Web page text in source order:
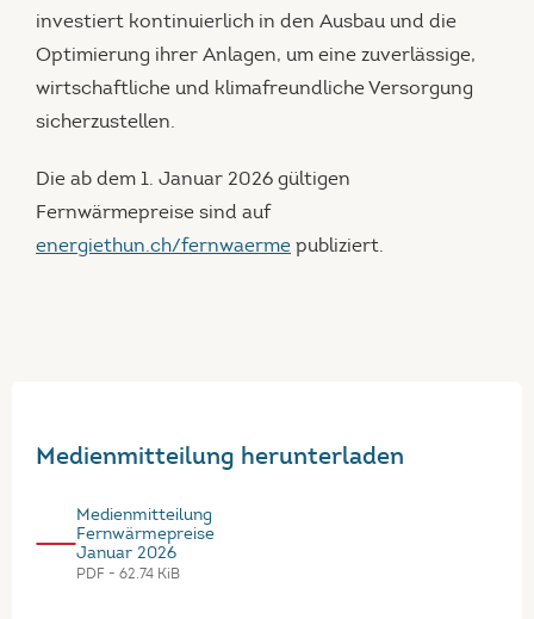
investiert kontinuierlich in den Ausbau und die
Optimierung ihrer Anlagen, um eine zuverlässige,
wirtschaftliche und klimafreundliche Versorgung
sicherzustellen.
Die ab dem 1. Januar 2026 gültigen
Fernwärmepreise sind auf
energiethun.ch/fernwaerme publiziert.
Medienmitteilung herunterladen
Medienmitteilung
Fernwärmepreise
Januar 2026
PDF - 62.74 KiB